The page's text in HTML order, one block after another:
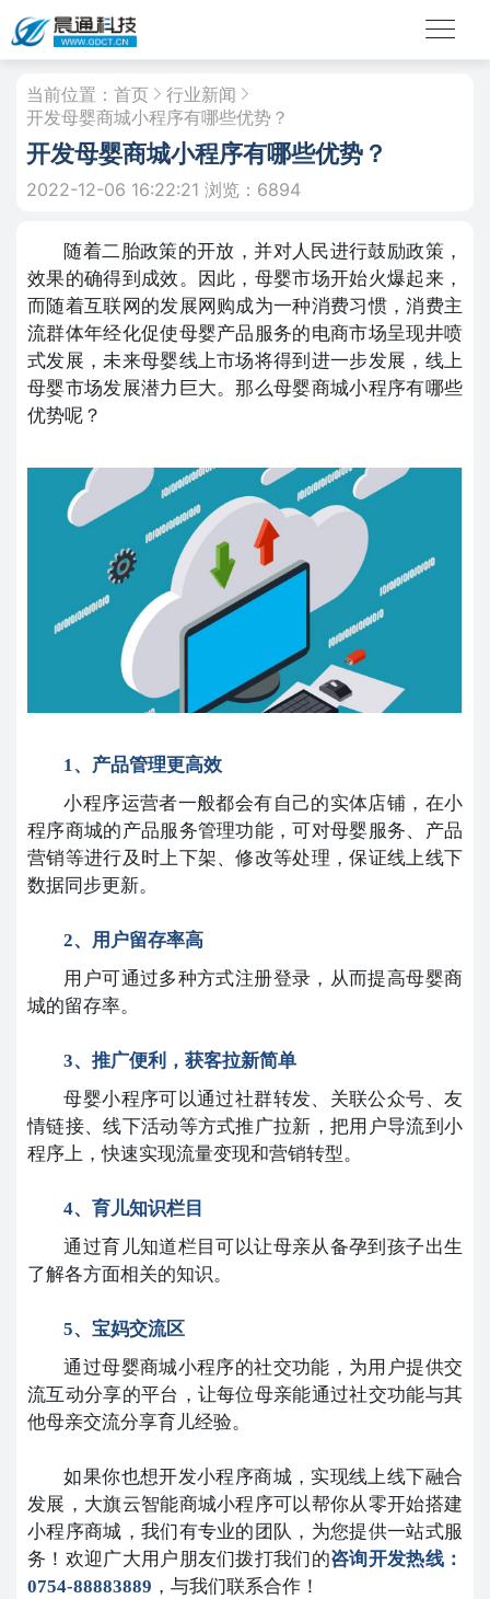
当前位置： 首页
行业新闻
开发母婴商城小程序有哪些优势？
开发母婴商城小程序有哪些优势？
2022-12-06 16:22:21 浏览：6894
随着二胎政策的开放，并对人民进行鼓励政策，
效果的确得到成效。因此，母婴市场开始火爆起来，
而随着互联网的发展网购成为一种消费习惯，消费主
流群体年经化促使母婴产品服务的电商市场呈现井喷
式发展，未来母婴线上市场将得到进一步发展，线上
母婴市场发展潜力巨大。那么母婴商城小程序有哪些
优势呢？
1、产品管理更高效
小程序运营者一般都会有自己的实体店铺，在小
程序商城的产品服务管理功能，可对母婴服务、产品
营销等进行及时上下架、修改等处理，保证线上线下
数据同步更新。
2、用户留存率高
用户可通过多种方式注册登录，从而提高母婴商
城的留存率。
3、推广便利，获客拉新简单
母婴小程序可以通过社群转发、关联公众号、友
情链接、线下活动等方式推广拉新，把用户导流到小
程序上，快速实现流量变现和营销转型。
4、育儿知识栏目
通过育儿知道栏目可以让母亲从备孕到孩子出生
了解各方面相关的知识。
5、宝妈交流区
通过母婴商城小程序的社交功能，为用户提供交
流互动分享的平台，让每位母亲能通过社交功能与其
他母亲交流分享育儿经验。
如果你也想开发小程序商城，实现线上线下融合
发展，大旗云智能商城小程序可以帮你从零开始搭建
小程序商城，我们有专业的团队，为您提供一站式服
务！欢迎广大用户朋友们拨打我们的咨询开发热线：
0754-88883889 ，与我们联系合作！